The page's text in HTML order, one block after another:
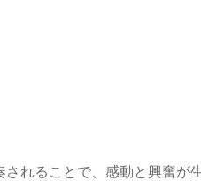
れることで、感動と興奮が